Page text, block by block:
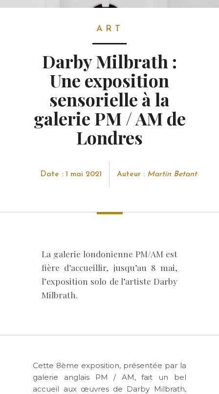
ART
Darby Milbrath :
Une exposition
sensorielle à la
galerie PM / AM de
Londres
Date : 1 mai 2021 Auteur : Martin Betant
La galerie londonienne PM/AM est
fière d’accueillir, jusqu’au 8 mai,
l’exposition solo de l’artiste Darby
Milbrath.
Cette 8ème exposition, présentée par la
galerie anglais PM / AM, fait un bel
accueil aux œuvres de Darby Milbrath,